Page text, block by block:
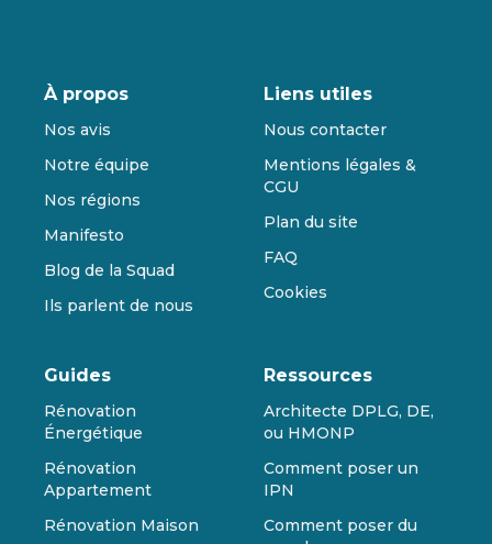
À propos
Nos avis
Notre équipe
Nos régions
Manifesto
Blog de la Squad
Ils parlent de nous
Liens utiles
Nous contacter
Mentions légales &
CGU
Plan du site
FAQ
Cookies
Guides
Rénovation
Énergétique
Rénovation
Appartement
Rénovation Maison
Ressources
Architecte DPLG, DE,
ou HMONP
Comment poser un
IPN
Comment poser du